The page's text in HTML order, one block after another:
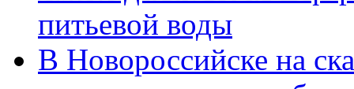
питьевой воды
В Новороссийске на